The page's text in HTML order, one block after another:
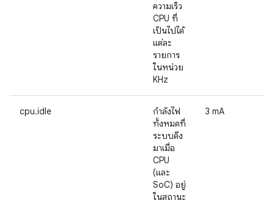
ความเร็ว
CPU ที่
เป็นไปได้
แต่ละ
รายการ
ในหน่วย
KHz
cpu.idle
กำลังไฟ
ทั้งหมดที่
ระบบดึง
มาเมื่อ
CPU
(และ
SoC) อยู่
ในสถานะ
3 mA